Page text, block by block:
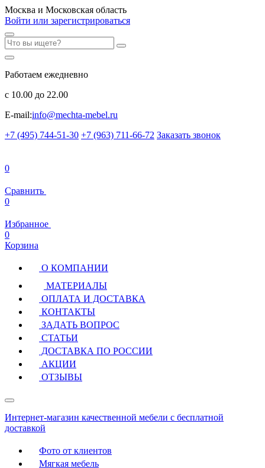
Москва и Московская область
Войти или зарегистрироваться
Работаем ежедневно
с 10.00 до 22.00
E-mail:info@mechta-mebel.ru
+7 (495) 744-51-30 +7 (963) 711-66-72 Заказать звонок
0
Сравнить
0
Избранное
0
Корзина
О КОМПАНИИ
МАТЕРИАЛЫ
ОПЛАТА И ДОСТАВКА
КОНТАКТЫ
ЗАДАТЬ ВОПРОС
СТАТЬИ
ДОСТАВКА ПО РОССИИ
АКЦИИ
ОТЗЫВЫ
Интернет-магазин качественной мебели с бесплатной
доставкой
Фото от клиентов
Мягкая мебель